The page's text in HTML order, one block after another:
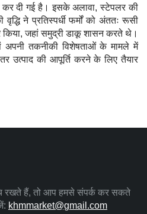
कर दी गई है। इसके अलावा, स्टेपलर की
ने प्रतिस्पर्धी फर्मों को अंततः रूसी
किया, जहां समुद्री डाकू शासन करते थे।
अपनी तकनीकी विशेषताओं के मामले में
उत्पाद की आपूर्ति करने के लिए तैयार
रखते हैं, तो आप हमसे संपर्क कर सकते
khmmarket@gmail.com